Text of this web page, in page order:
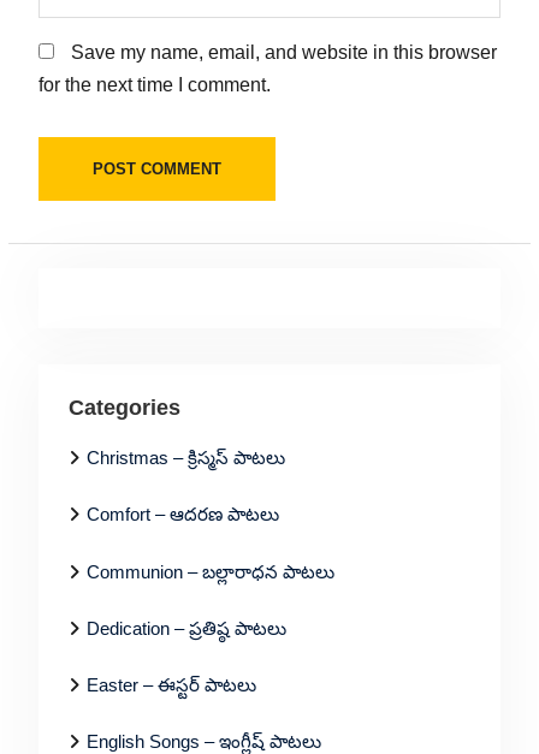
Save my name, email, and website in this browser
for the next time I comment.
Categories
Christmas – క్రిస్మస్ పాటలు
Comfort – ఆదరణ పాటలు
Communion – బల్లారాధన పాటలు
Dedication – ప్రతిష్ఠ పాటలు
Easter – ఈస్టర్ పాటలు
English Songs – ఇంగ్లీష్ పాటలు